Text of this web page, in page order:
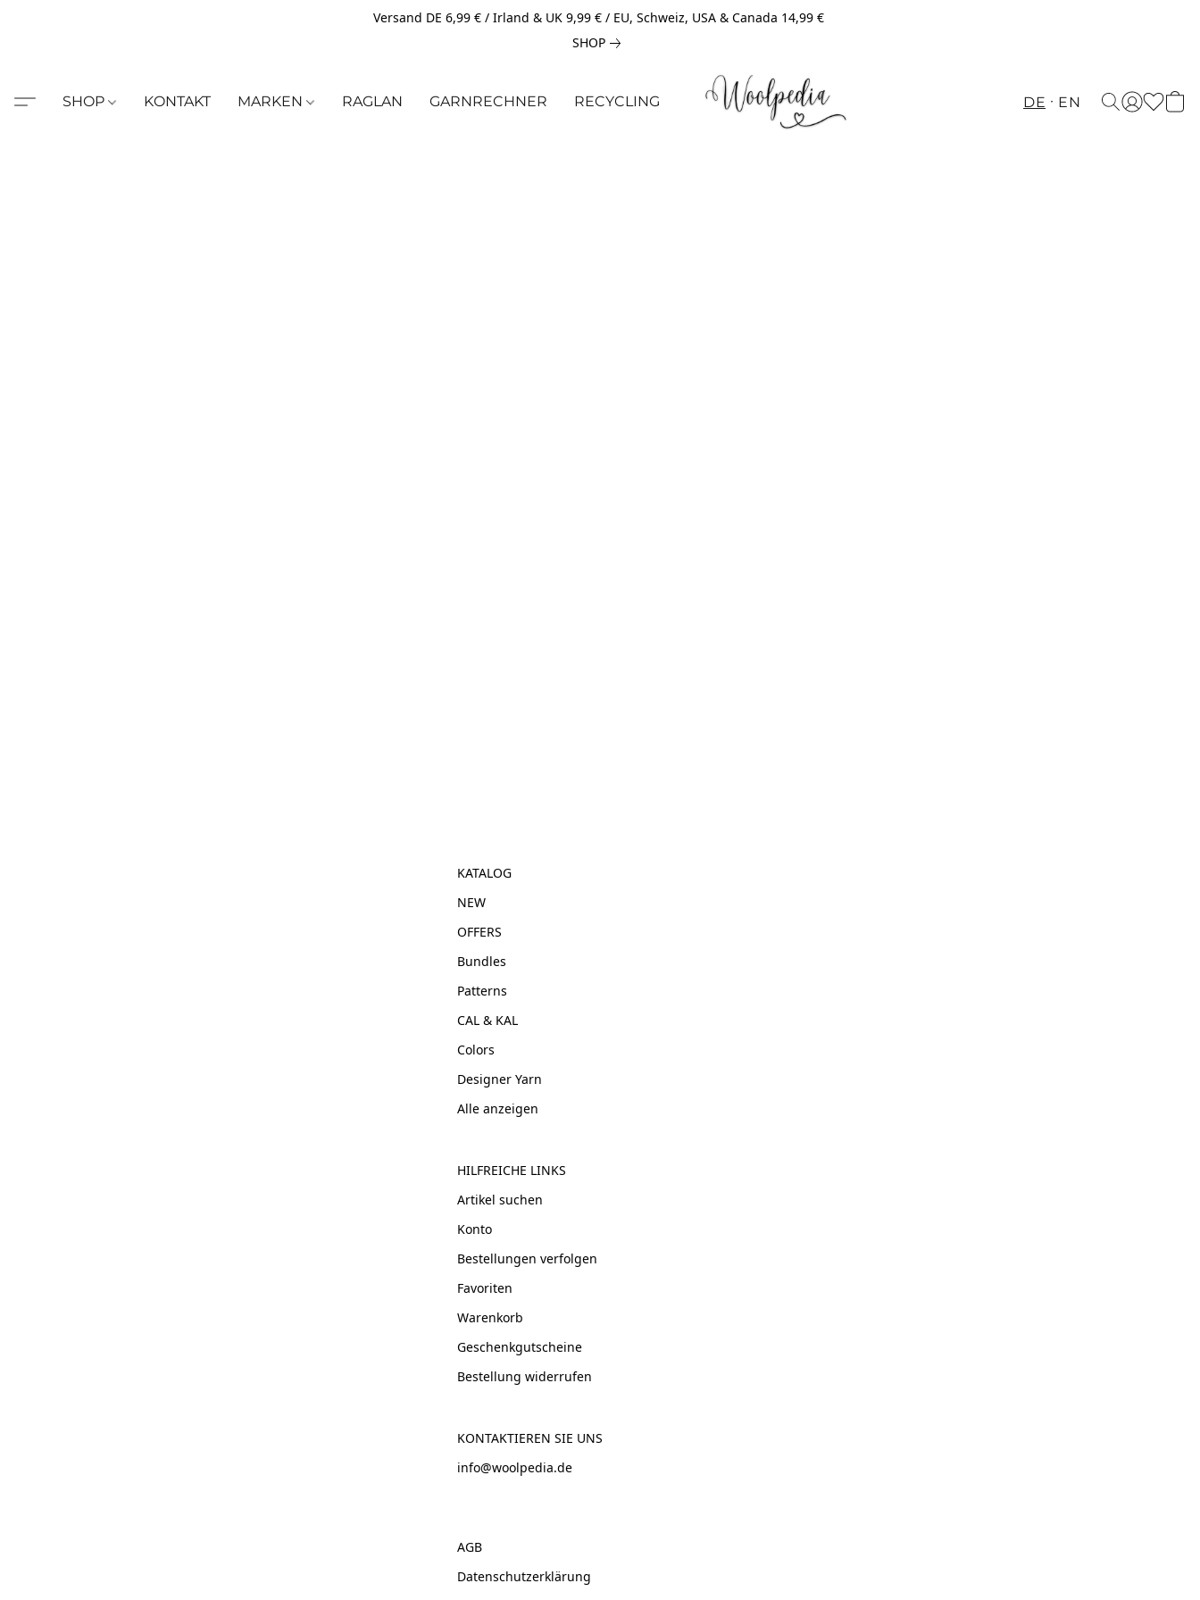
Versand DE 6,99 € / Irland & UK 9,99 € / EU, Schweiz, USA & Canada 14,99 €
SHOP
SHOP KONTAKT MARKEN RAGLAN GARNRECHNER RECYCLING DE EN
KATALOG
NEW
OFFERS
Bundles
Patterns
CAL & KAL
Colors
Designer Yarn
Alle anzeigen
HILFREICHE LINKS
Artikel suchen
Konto
Bestellungen verfolgen
Favoriten
Warenkorb
Geschenkgutscheine
Bestellung widerrufen
KONTAKTIEREN SIE UNS
info@woolpedia.de
AGB
Datenschutzerklärung